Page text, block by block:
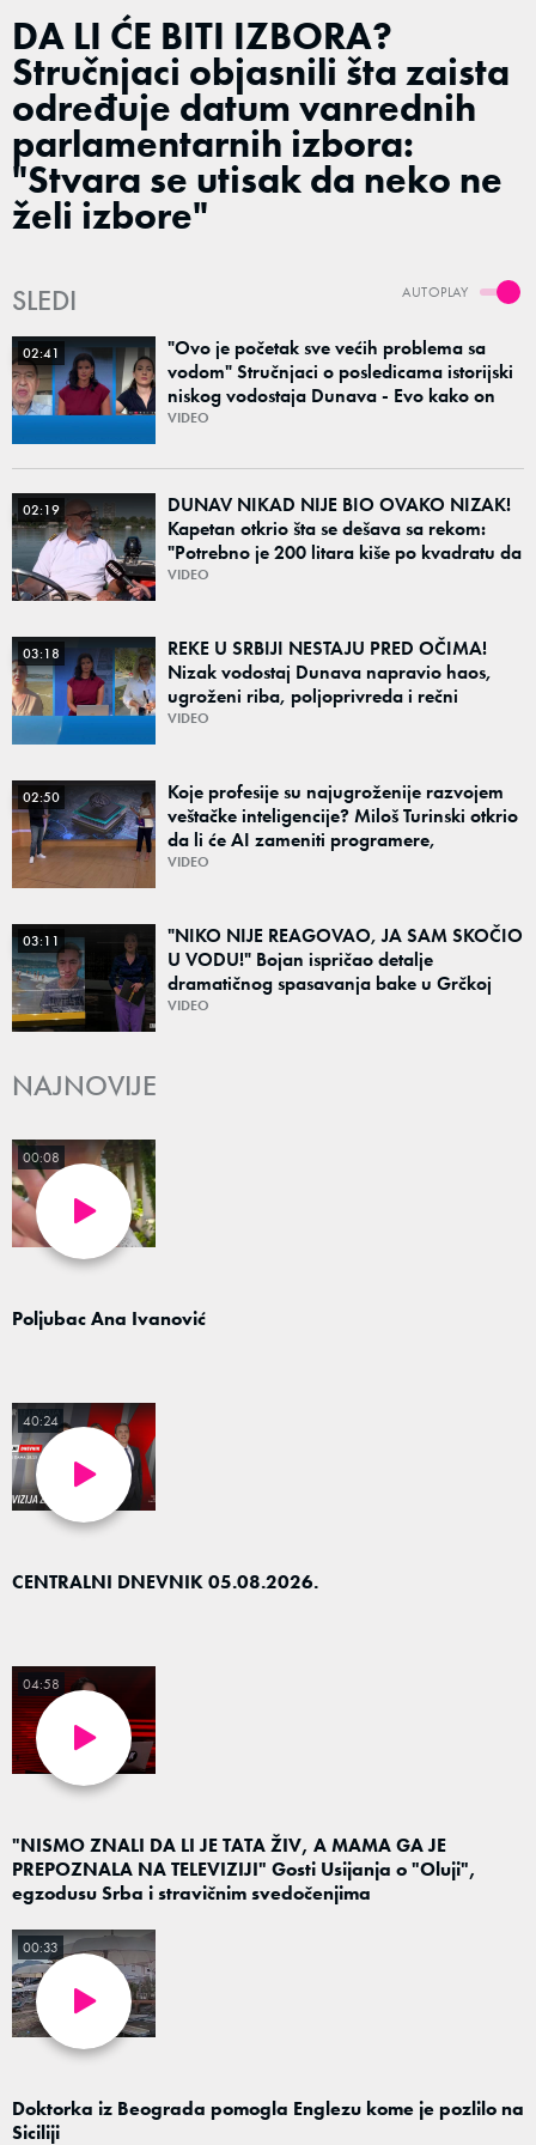
DA LI ĆE BITI IZBORA?
Stručnjaci objasnili šta zaista
određuje datum vanrednih
parlamentarnih izbora:
"Stvara se utisak da neko ne
želi izbore"
AUTOPLAY
SLEDI
02:41
"Ovo je početak sve većih problema sa
vodom" Stručnjaci o posledicama istorijski
niskog vodostaja Dunava - Evo kako on
može da utiče na cene i snabdevanje
VIDEO
02:19
DUNAV NIKAD NIJE BIO OVAKO NIZAK!
Kapetan otkrio šta se dešava sa rekom:
"Potrebno je 200 litara kiše po kvadratu da
bi se napravila značajnija promena"
VIDEO
03:18
REKE U SRBIJI NESTAJU PRED OČIMA!
Nizak vodostaj Dunava napravio haos,
ugroženi riba, poljoprivreda i rečni
saobraćaj - Nadležni apeluju na štednju
VIDEO
02:50
Koje profesije su najugroženije razvojem
veštačke inteligencije? Miloš Turinski otkrio
da li će AI zameniti programere,
prevodioce i marketare
VIDEO
03:11
"NIKO NIJE REAGOVAO, JA SAM SKOČIO
U VODU!" Bojan ispričao detalje
dramatičnog spasavanja bake u Grčkoj
VIDEO
NAJNOVIJE
Poljubac Ana Ivanović
00:08
CENTRALNI DNEVNIK 05.08.2026.
40:24
"NISMO ZNALI DA LI JE TATA ŽIV, A MAMA GA JE
PREPOZNALA NA TELEVIZIJI" Gosti Usijanja o "Oluji",
egzodusu Srba i stravičnim svedočenjima
04:58
Doktorka iz Beograda pomogla Englezu kome je pozlilo na
Siciliji
00:33